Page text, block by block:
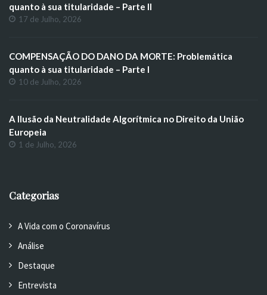
quanto à sua titularidade – Parte II
17 de Julho, 2026
COMPENSAÇÃO DO DANO DA MORTE: Problemática
quanto à sua titularidade – Parte I
10 de Julho, 2026
A Ilusão da Neutralidade Algorítmica no Direito da União
Europeia
1 de Julho, 2026
Categorias
A Vida com o Coronavírus
Análise
Destaque
Entrevista